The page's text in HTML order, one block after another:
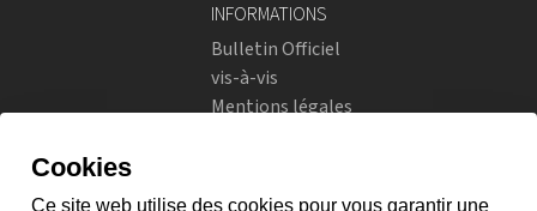
INFORMATIONS
Bulletin Officiel
vis-à-vis
Mentions légales